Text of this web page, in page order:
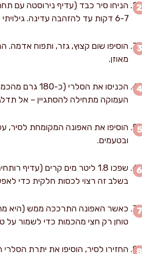
הניחו סיר כבד (עדיף נירוסטה עם
6-7 דקות עד להזהבה עדינה. גילויתי שטיגון עדין ולא השחמה מלאה שומר על מתיקות הבצל ועומק הריח.
מאוזן.
העמוקה מתחילה להסתגיין – אל
הוסיפו את האפונה המקומחת לסיר,
ובטעמים.
שפכו 1.8 ליטר מים קרים
בשלב זה רצוי לכסות חלקית כדי
כאשר האפונה התרככה ממש (היא
טוחן רק חצי מהכמות כדי לשמור על